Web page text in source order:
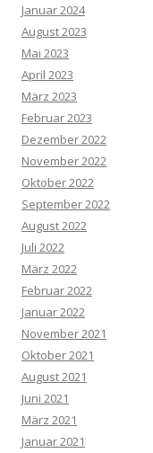
Januar 2024
August 2023
Mai 2023
April 2023
März 2023
Februar 2023
Dezember 2022
November 2022
Oktober 2022
September 2022
August 2022
Juli 2022
März 2022
Februar 2022
Januar 2022
November 2021
Oktober 2021
August 2021
Juni 2021
März 2021
Januar 2021